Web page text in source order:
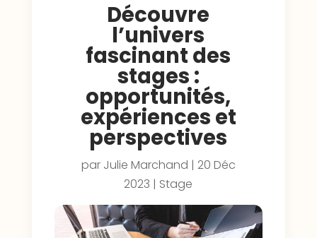
Découvre
l’univers
fascinant des
stages :
opportunités,
expériences et
perspectives
par Julie Marchand | 20 Déc
2023 | Stage